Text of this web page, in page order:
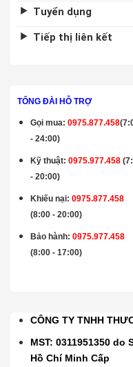
Tuyển dụng
Tiếp thị liên kết
TỔNG ĐÀI HỖ TRỢ
Gọi mua:0975.877.458
- 24:00)
Kỹ thuật:0975.977.458
- 20:00)
Khiếu nại: 0975.877.458
(8:00 - 20:00)
Bảo hành:0975.977.458
(8:00 - 17:00)
CÔNG TY TNHH
MST: 0311951350
Hồ Chí Minh Cấp